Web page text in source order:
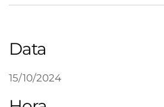
Data
15/10/2024